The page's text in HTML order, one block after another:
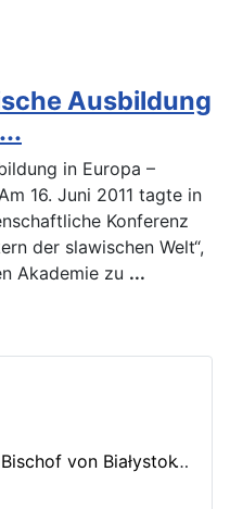
von Białystok und Gdańsk
Ausbildung
in Europa –
16. Juni 2011 tagte in
Konferenz
der slawischen Welt“,
Akademie zu ...